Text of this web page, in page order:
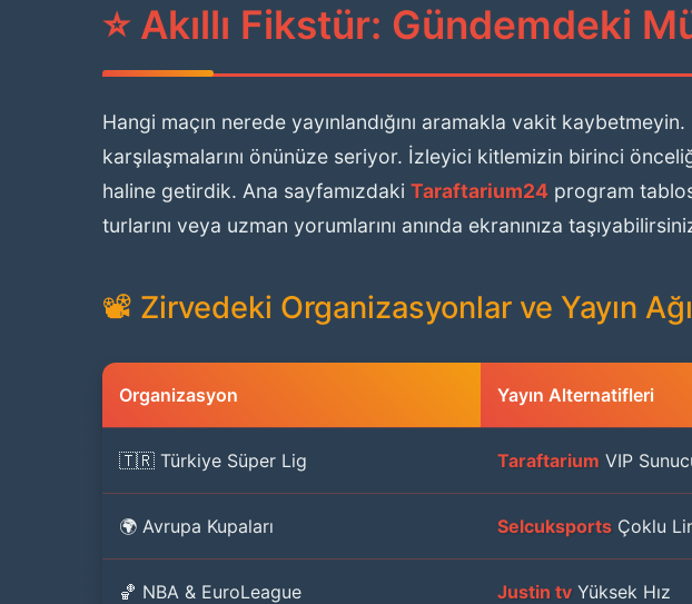
⭐ Akıllı Fikstür: Gündemdeki
Hangi maçın nerede yayınlandığını aramakla vakit
karşılaşmalarını önünüze seriyor. İzleyici kitlemizin birinci
haline getirdik. Ana sayfamızdaki Taraftarium24 program
turlarını veya uzman yorumlarını anında ekranınıza
📽️ Zirvedeki Organizasyonlar ve Yayın
Organizasyon Yayın Alternatifleri
🇹🇷 Türkiye Süper Lig Taraftarium VIP
🌍 Avrupa Kupaları Selcuksports Çoklu
🏀 NBA & EuroLeague Justin tv Yüksek Hız